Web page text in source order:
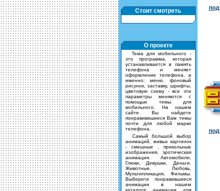
Стоит смотреть
О проекте
Тема для мобильного -
это программа, которая
устанавливается в память
телефона и меняет
оформление телефона, а
именно: меню, фоновый
рисунок, заставку, шрифты,
цветовую схему - все эти
параметры меняются с
помощью темы для
мобильного. На нашем
сайте Вы найдете
понравивишиеся Вам темы
почти для любой марки
телефона.
Самый большой выбор
анимаций, живых картинок
- смешные , прикольные
изображения, эротическая
анимация. Автомобили,
Глюки, Девушки, Деньги,
Животные, Любовь,
Мультипликация, Фильмы.
Выберите понравившиеся
анимации в нашем
каталоге анимации для